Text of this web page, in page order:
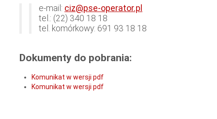
e-mail: ciz@pse-operator.pl
tel.: (22) 340 18 18
tel. komórkowy: 691 93 18 18
Dokumenty do pobrania:
Komunikat w wersji pdf
Komunikat w wersji pdf